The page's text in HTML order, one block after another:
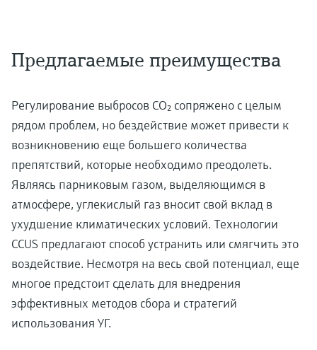
Предлагаемые преимущества
Регулирование выбросов CO₂ сопряжено с целым
рядом проблем, но бездействие может привести к
возникновению еще большего количества
препятствий, которые необходимо преодолеть.
Являясь парниковым газом, выделяющимся в
атмосфере, углекислый газ вносит свой вклад в
ухудшение климатических условий. Технологии
CCUS предлагают способ устранить или смягчить это
воздействие. Несмотря на весь свой потенциал, еще
многое предстоит сделать для внедрения
эффективных методов сбора и стратегий
использования УГ.